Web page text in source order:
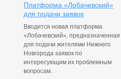
Платформа «Лобачевский»
для подачи заявок
Вводится новая платформа
«Лобачевский», предназначенная
для подачи жителями Нижнего
Новгорода заявок по
интересующим их проблемным
вопросам.